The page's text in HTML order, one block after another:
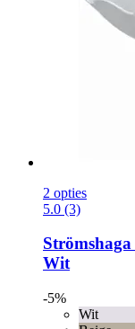
2 opties
5.0 (3)
Strömshaga
Wit
-5%
Wit